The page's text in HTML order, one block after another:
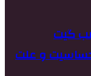
گیت
حساسیت و علت